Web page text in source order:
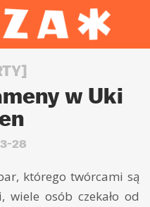
w Uki
28
którego twórcami są
osób czekało od